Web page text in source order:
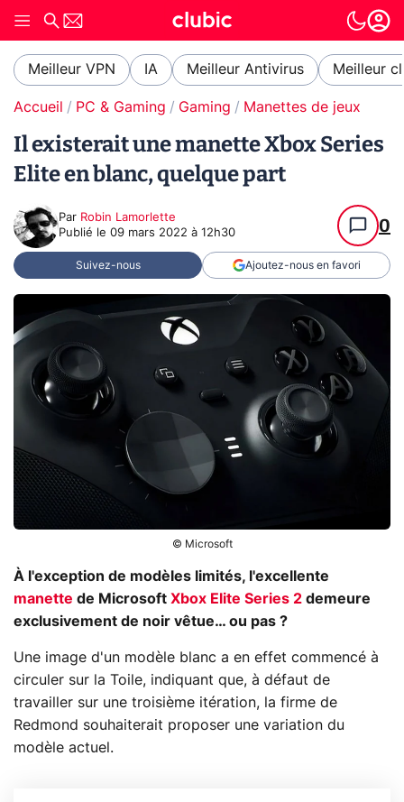
Meilleur VPN IA Meilleur Antivirus Meilleur
Accueil PC & Gaming Gaming Manettes de jeux
Il existerait une manette Xbox Series
Elite en blanc, quelque part
Par Robin Lamorlette
Publié le 09 mars 2022 à 12h30 0
Suivez-nous Ajoutez-nous en favori
© Microsoft
À l'exception de modèles limités, l'excellente
manette de Microsoft Xbox Elite Series 2 demeure
exclusivement de noir vêtue… ou pas ?
Une image d'un modèle blanc a en effet commencé à
circuler sur la Toile, indiquant que, à défaut de
travailler sur une troisième itération, la firme de
Redmond souhaiterait proposer une variation du
modèle actuel.